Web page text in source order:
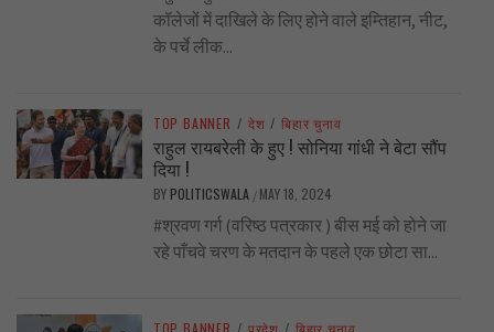
कॉलेजों में दाखिले के लिए होने वाले इम्तिहान, नीट,
के पर्चे लीक...
TOP BANNER / देश / बिहार चुनाव
राहुल रायबरेली के हुए ! सोनिया गांधी ने बेटा सौंप
दिया !
BY POLITICSWALA / MAY 18, 2024
#श्रवण गर्ग (वरिष्ठ पत्रकार ) बीस मई को होने जा
रहे पाँचवे चरण के मतदान के पहले एक छोटा सा...
TOP BANNER / प्रदेश / बिहार चुनाव